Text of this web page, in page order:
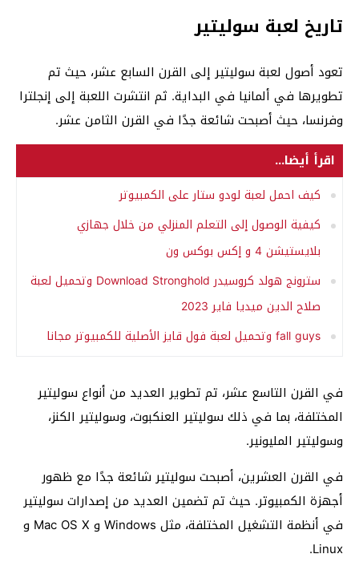
تاريخ لعبة سوليتير
تعود أصول لعبة سوليتير إلى القرن السابع عشر، حيث تم
تطويرها في ألمانيا في البداية. ثم انتشرت اللعبة إلى إنجلترا
وفرنسا، حيث أصبحت شائعة جدًا في القرن الثامن عشر.
اقرأ أيضا...
كيف احمل لعبة لودو ستار على الكمبيوتر
كيفية الوصول إلى التعلم المنزلي من خلال جهازي
بلايستيشن 4 و إكس بوكس ون
سترونج هولد كروسيدر Download Stronghold وتحميل لعبة
صلاح الدين ميديا فاير 2023
fall guys وتحميل لعبة فول قايز الأصلية للكمبيوتر مجانا
في القرن التاسع عشر، تم تطوير العديد من أنواع سوليتير
المختلفة، بما في ذلك سوليتير العنكبوت، وسوليتير الكنز،
وسوليتير المليونير.
في القرن العشرين، أصبحت سوليتير شائعة جدًا مع ظهور
أجهزة الكمبيوتر. حيث تم تضمين العديد من إصدارات سوليتير
في أنظمة التشغيل المختلفة، مثل Windows
و Mac OS X و
Linux.